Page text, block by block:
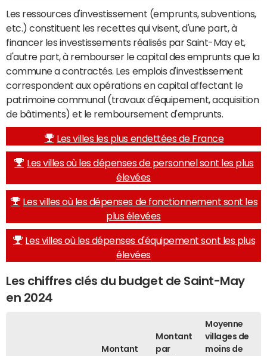
Les ressources d'investissement (emprunts, subventions,
etc.) constituent les recettes qui visent, d'une part, à
financer les investissements réalisés par Saint-May et,
d'autre part, à rembourser le capital des emprunts que la
commune a contractés. Les emplois d'investissement
correspondent aux opérations en capital affectant le
patrimoine communal (travaux d'équipement, acquisition
de bâtiments) et le remboursement d'emprunts.
Les villes les plus endettées de France
Les villes où les dépenses de personnel sont les plus
élevées
Les villes où les dépenses de fonctionnement sont les
plus élevées
Les villes où les dépenses d'équipement sont les plus
élevées
Les chiffres clés du budget de Saint-May
en 2024
Montant
Montant
par
Moyenne
villages de
moins de